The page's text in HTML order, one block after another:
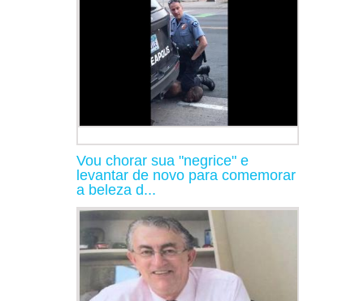
Vou chorar sua "negrice" e
levantar de novo para comemorar
a beleza d...